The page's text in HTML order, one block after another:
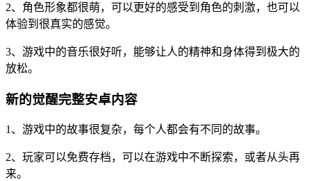
2、角色形象都很萌，可以更好的感受到角色的刺激，也可以
体验到很真实的感觉。
3、游戏中的音乐很好听，能够让人的精神和身体得到极大的
放松。
新的觉醒完整安卓内容
1、游戏中的故事很复杂，每个人都会有不同的故事。
2、玩家可以免费存档，可以在游戏中不断探索，或者从头再
来。